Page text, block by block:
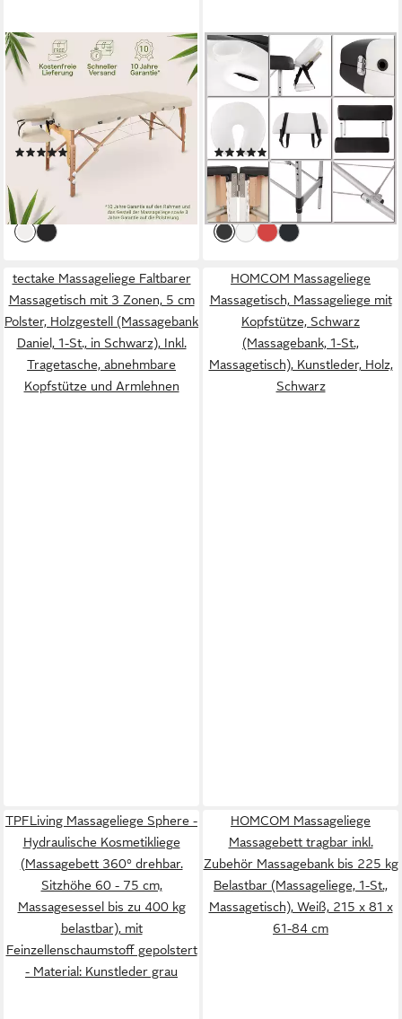
MASSUNDA
Massageliege Massageliege
(Massagetisch mit
ergonomischer Kopfstütze,
Bezug, Armlehne, Kissen, 1-
St), Klappbar,
Höhenverstellbar, Extra Breit
(2)
169,00 € UVP
-15%
lieferbar - in 3-4 Werktagen bei dir
MELKO
Massageliege Massageliege
Massagebank Massagetisch
inkl. Tasche 2 Zonen Therapie
(Stück, Liege), Abnehmbare
Elemente (4)
89,80 € UVP142,90 €
-37%
lieferbar - in 4-5 Werktagen bei dir
tectake Massageliege Faltbarer
Massagetisch mit 3 Zonen, 5 cm
Polster, Holzgestell (Massagebank
Daniel, 1-St., in Schwarz), Inkl.
Tragetasche, abnehmbare
Kopfstütze und Armlehnen
HOMCOM Massageliege
Massagetisch, Massageliege mit
Kopfstütze, Schwarz
(Massagebank, 1-St.,
Massagetisch), Kunstleder, Holz,
Schwarz
TPFLiving Massageliege Sphere -
Hydraulische Kosmetikliege
(Massagebett 360° drehbar.
Sitzhöhe 60 - 75 cm,
Massagesessel bis zu 400 kg
belastbar), mit
Feinzellenschaumstoff gepolstert
- Material: Kunstleder grau
HOMCOM Massageliege
Massagebett tragbar inkl.
Zubehör Massagebank bis 225 kg
Belastbar (Massageliege, 1-St.,
Massagetisch), Weiß, 215 x 81 x
61-84 cm